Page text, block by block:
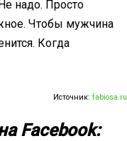
надо. Просто
Чтобы мужчина
Когда
Источник:fabiosa.ru
Facebook: